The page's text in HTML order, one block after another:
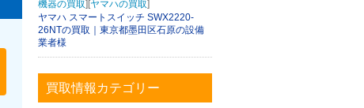
機器の買取][ヤマハの買取]
ヤマハ スマートスイッチ SWX2220-
26NTの買取｜東京都墨田区石原の設備
業者様
買取情報カテゴリー